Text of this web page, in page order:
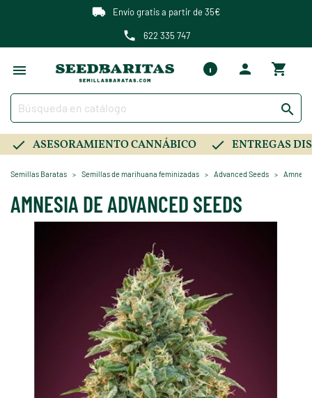
Envío gratis a partir de 35€
622 335 747

ASESORAMIENTO CANNÁBICO ENTREGAS
Semillas Baratas Semillas de marihuana feminizadas Advanced Seeds
AMNESIA DE ADVANCED SEEDS